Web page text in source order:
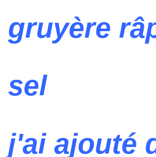
gruyère
sel
j'ai ajouté